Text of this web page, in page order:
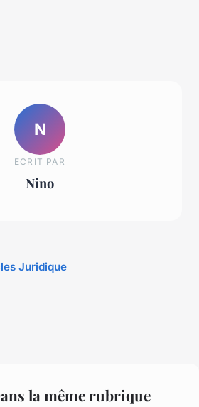
N
ECRIT PAR
Nino
Juridique
la même rubrique